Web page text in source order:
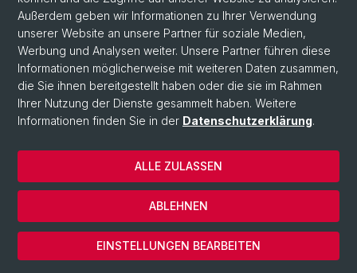
Der wirkliche Vollzug der Freiheit. Zur
'Tendenz zum Geschichtlichen' in
Schellings unmöglichem System
Außerdem geben wir Informationen zu Ihrer Verwendung
unserer Website an unsere Partner für soziale Medien,
Werbung und Analysen weiter. Unsere Partner führen diese
Informationen möglicherweise mit weiteren Daten zusammen,
die Sie ihnen bereitgestellt haben oder die sie im Rahmen
Ihrer Nutzung der Dienste gesammelt haben. Weitere
Informationen finden Sie in der Datenschutzerklärung.
EINSTELLUNGEN BEARBEITEN
ABLEHNEN
ALLE ZULASSEN